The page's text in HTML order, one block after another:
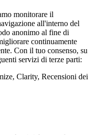
monitorare il
all'interno del
anonimo al fine di
continuamente
Con il tuo consenso, su
servizi di terze parti:
Clarity, Recensioni dei